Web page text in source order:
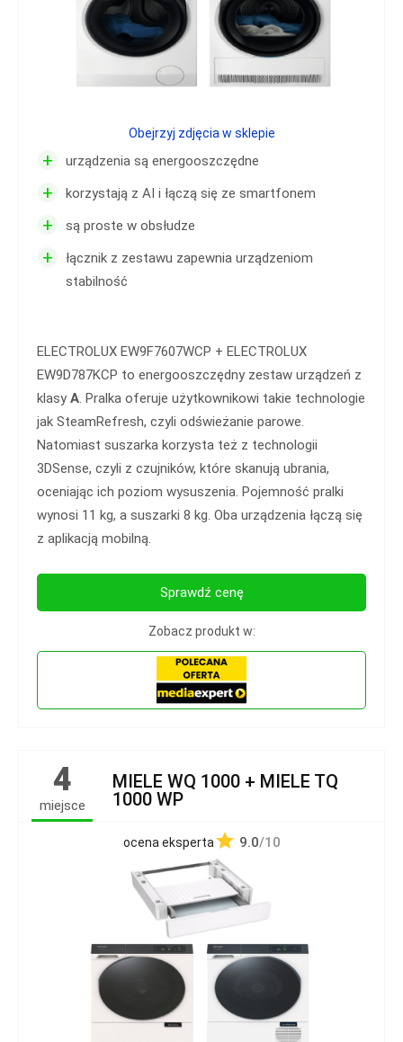
+ urządzenia są energooszczędne
+ korzystają z AI i łączą się ze smartfonem
+ są proste w obsłudze
+
łącznik z zestawu zapewnia urządzeniom
stabilność
ELECTROLUX EW9F7607WCP + ELECTROLUX
EW9D787KCP to energooszczędny zestaw urządzeń z
klasyA. Pralka oferuje użytkownikowi takie technologie
jak SteamRefresh, czyli odświeżanie parowe.
Natomiast suszarka korzysta też z technologii
3DSense, czyli z czujników, które skanują ubrania,
oceniając ich poziom wysuszenia. Pojemność pralki
wynosi 11 kg, a suszarki 8 kg. Oba urządzenia łączą się
z aplikacją mobilną.
Obejrzyj zdjęcia w sklepie
Sprawdź cenę
Zobacz produkt w:
4
miejsce
MIELE WQ 1000 + MIELE TQ
1000 WP
ocena eksperta 9.0/10